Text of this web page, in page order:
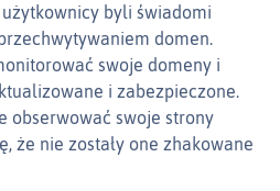
byli świadomi
domen.
swoje domeny i
i zabezpieczone.
obserwować swoje strony
że nie zostały one zhakowane